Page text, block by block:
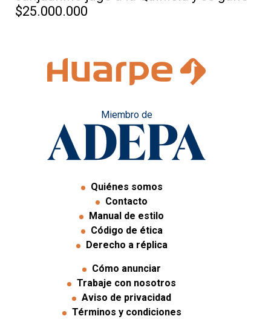
$25.000.000
Miembro de
Quiénes somos
Contacto
Manual de estilo
Código de ética
Derecho a réplica
Cómo anunciar
Trabaje con nosotros
Aviso de privacidad
Términos y condiciones